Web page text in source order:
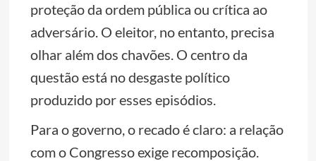
proteção da ordem pública ou crítica ao
adversário. O eleitor, no entanto, precisa
olhar além dos chavões. O centro da
questão está no desgaste político
produzido por esses episódios.
Para o governo, o recado é claro: a relação
com o Congresso exige recomposição.